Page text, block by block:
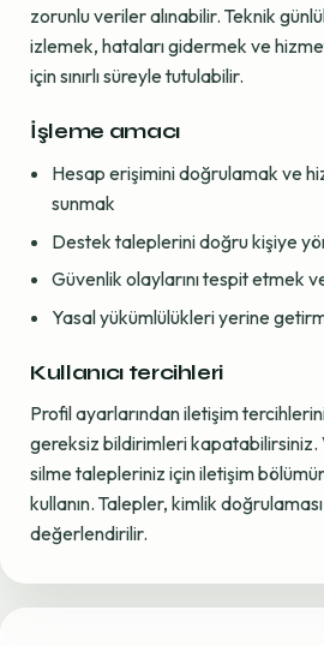
zorunlu veriler alınabilir. Teknik
izlemek, hataları gidermek ve
için sınırlı süreyle tutulabilir.
İşleme amacı
Hesap erişimini doğrulamak ve
sunmak
Destek taleplerini doğru kişiye
Güvenlik olaylarını tespit etmek
Yasal yükümlülükleri yerine
Kullanıcı tercihleri
Profil ayarlarından iletişim
gereksiz bildirimleri kapatabilirsiniz.
silme talepleriniz için iletişim
kullanın. Talepler, kimlik
değerlendirilir.